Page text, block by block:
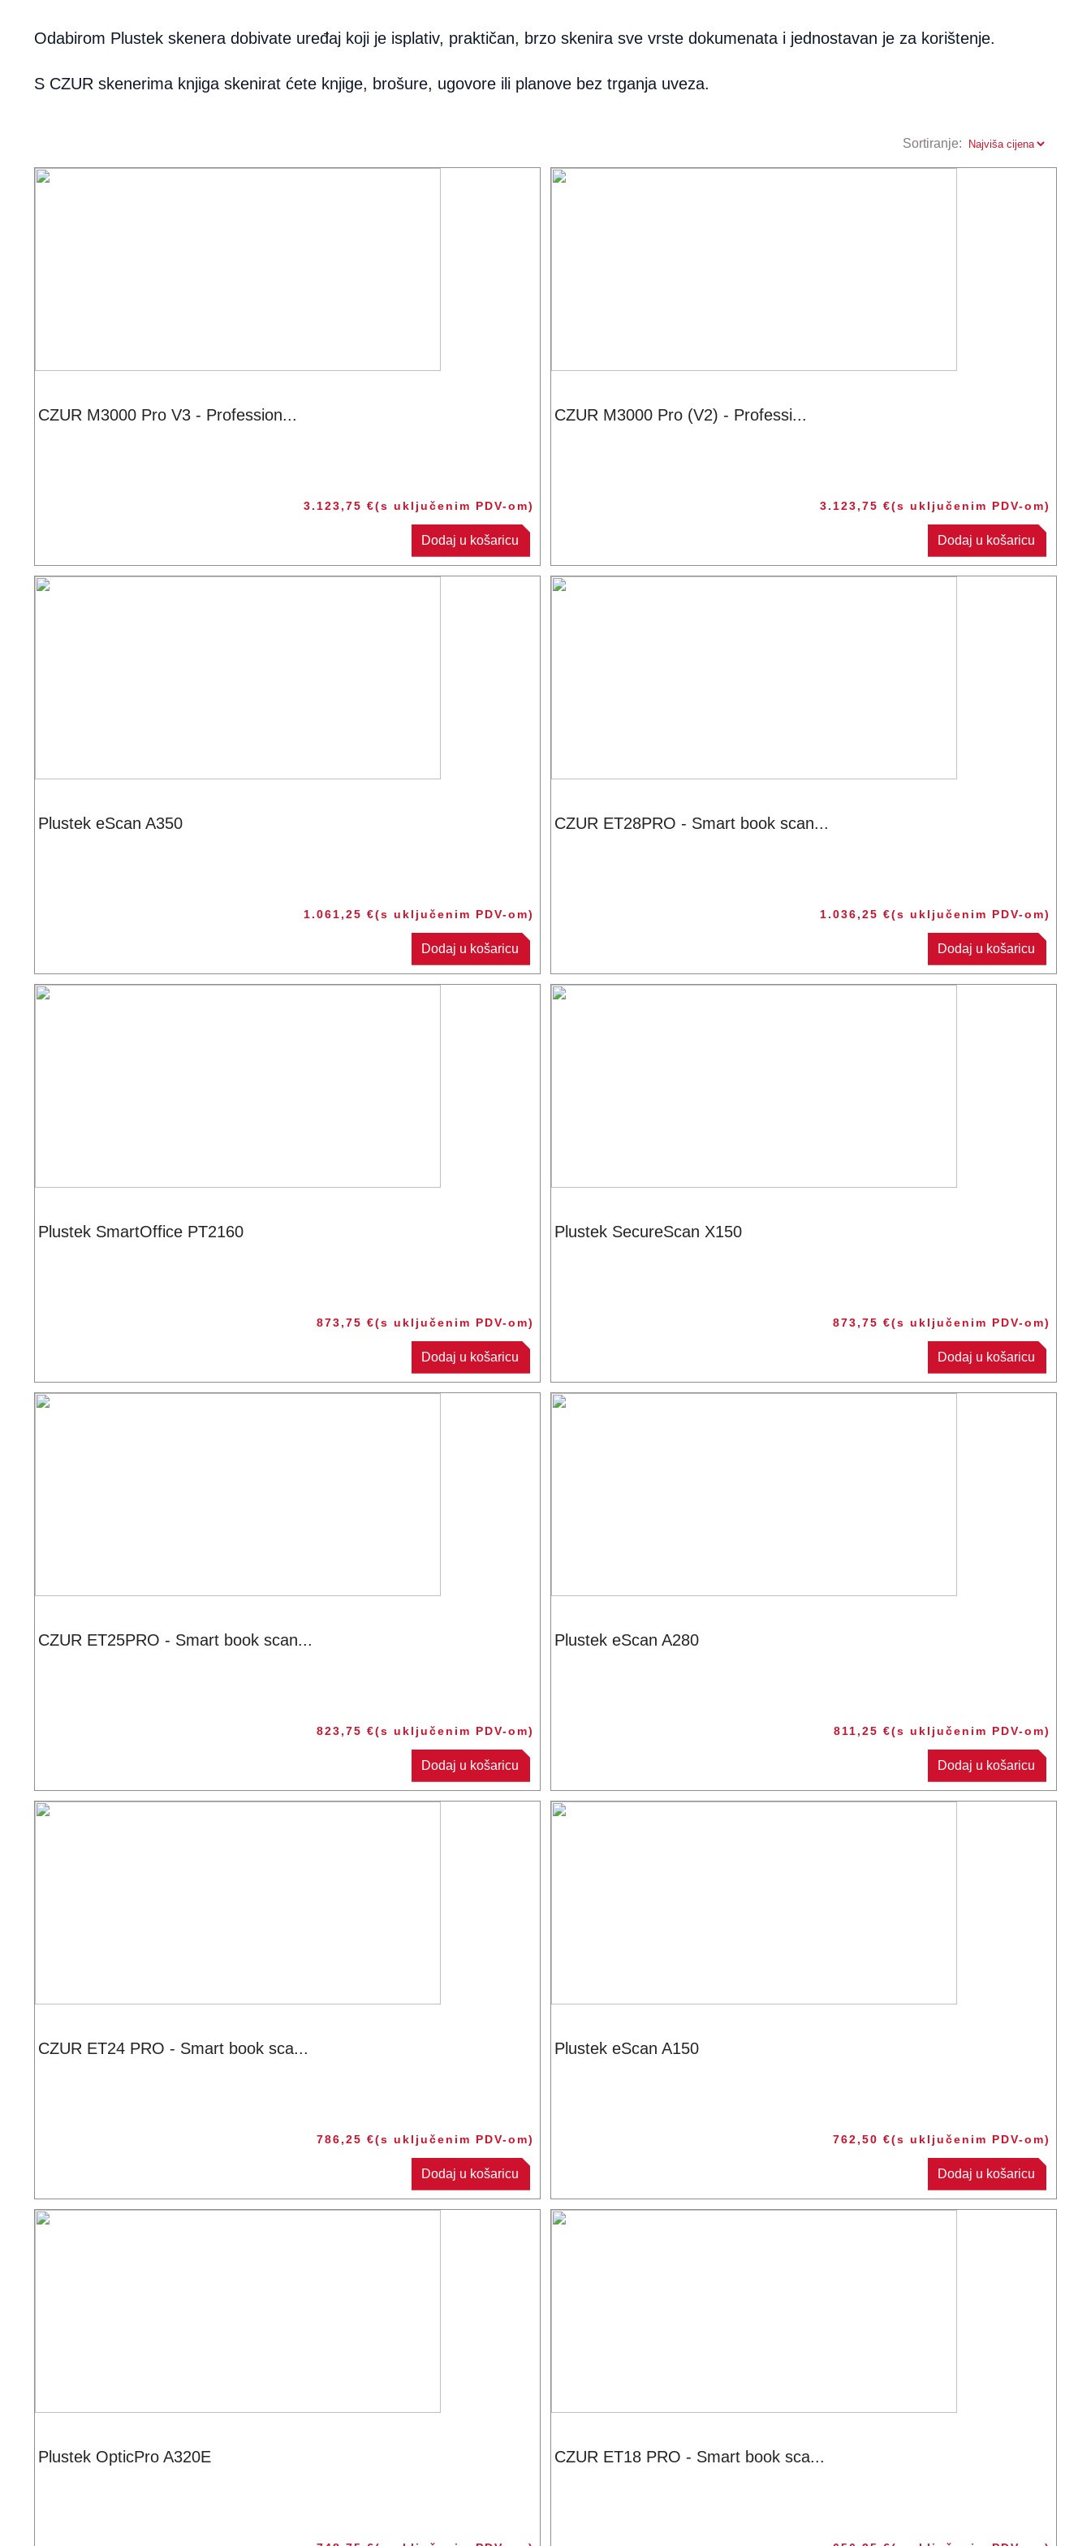
Odabirom Plustek skenera dobivate uređaj koji je isplativ, praktičan, brzo skenira sve vrste dokumenata i jednostavan je za korištenje.
S CZUR skenerima knjiga skenirat ćete knjige, brošure, ugovore ili planove bez trganja uveza.
Sortiranje:
CZUR M3000 Pro V3 - Profession...
3.123,75 €(s uključenim PDV-om)
Dodaj u košaricu
CZUR M3000 Pro (V2) - Professi...
3.123,75 €(s uključenim PDV-om)
Dodaj u košaricu
Plustek eScan A350
1.061,25 €(s uključenim PDV-om)
Dodaj u košaricu
CZUR ET28PRO - Smart book scan...
1.036,25 €(s uključenim PDV-om)
Dodaj u košaricu
Plustek SmartOffice PT2160
873,75 €(s uključenim PDV-om)
Dodaj u košaricu
Plustek SecureScan X150
873,75 €(s uključenim PDV-om)
Dodaj u košaricu
CZUR ET25PRO - Smart book scan...
823,75 €(s uključenim PDV-om)
Dodaj u košaricu
Plustek eScan A280
811,25 €(s uključenim PDV-om)
Dodaj u košaricu
CZUR ET24 PRO - Smart book sca...
786,25 €(s uključenim PDV-om)
Dodaj u košaricu
Plustek eScan A150
762,50 €(s uključenim PDV-om)
Dodaj u košaricu
Plustek OpticPro A320E CZUR ET18 PRO - Smart book sca...